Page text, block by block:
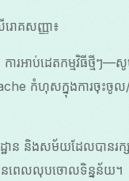
រោគសញ្ញា៖
ៗ ការអាប់ដេតកម្មវិធីថ្មី
កំហុសក្នុងការចុះចូល/
និងសម័យដែលបានរក្សា
នពេលលុបចោលទិន្នន័យ។